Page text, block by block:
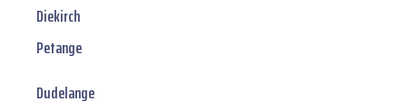
Diekirch
Petange
Dudelange